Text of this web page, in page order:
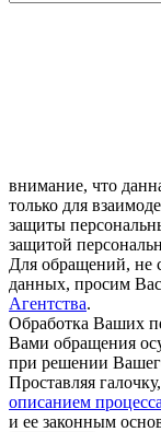
внимание, что
только для
защиты
защитой
Для обращений, не
данных, просим Вас
Агентства.
Обработка Ваших
Вами обращения
при решении
Проставляя
описанием
и ее законным